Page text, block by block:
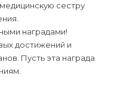
сестру
наградами!
достижений и
Пусть эта награда